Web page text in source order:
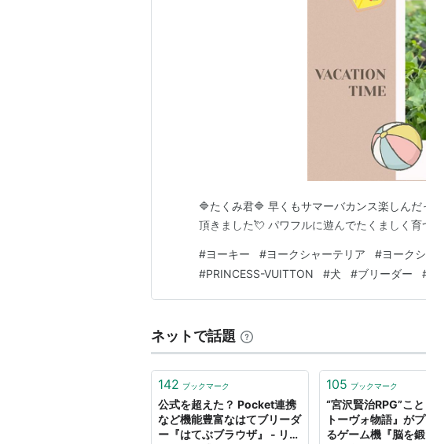
🔷たくみ君🔷 早くもサマーバカンス楽しん
頂きました💘 パワフルに遊んでたくましく育
#ヨーキー #ヨークシャーテリア #ヨーク
#PRINCESS-VUITTON #犬 #ブリーダー
ネットで話題
142 ブックマーク
公式を超えた？ Pocket連携
など機能豊富なはてブリーダ
ー『はてぶブラウザ』 - リニ
105 ブックマーク
“宮沢賢治RPG”こ
トーヴォ物語』が
るゲーム機『脳を